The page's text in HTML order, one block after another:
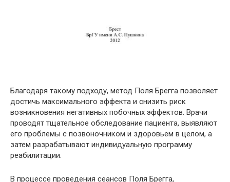
Благодаря такому подходу, метод Поля Брегга позволяет
достичь максимального эффекта и снизить риск
возникновения негативных побочных эффектов. Врачи
проводят тщательное обследование пациента, выявляют
его проблемы с позвоночником и здоровьем в целом, а
затем разрабатывают индивидуальную программу
реабилитации.
В процессе проведения сеансов Поля Брегга,